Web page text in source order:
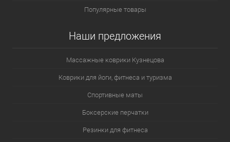
Популярные товары
Наши предложения
Массажные коврики Кузнецова
Коврики для йоги, фитнеса и туризма
Спортивные маты
Боксерские перчатки
Резинки для фитнеса